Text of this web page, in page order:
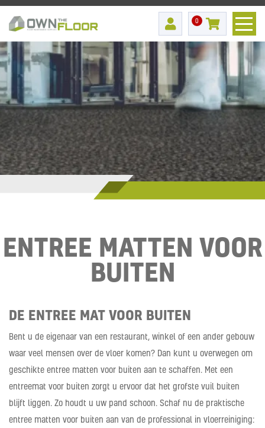
0
ENTREE MATTEN VOOR
BUITEN
DE ENTREE MAT VOOR BUITEN
Bent u de eigenaar van een restaurant, winkel of een ander gebouw
waar veel mensen over de vloer komen? Dan kunt u overwegen om
geschikte entree matten voor buiten aan te schaffen. Met een
entreemat voor buiten zorgt u ervoor dat het grofste vuil buiten
blijft liggen. Zo houdt u uw pand schoon. Schaf nu de praktische
entree matten voor buiten aan van de professional in vloerreiniging: